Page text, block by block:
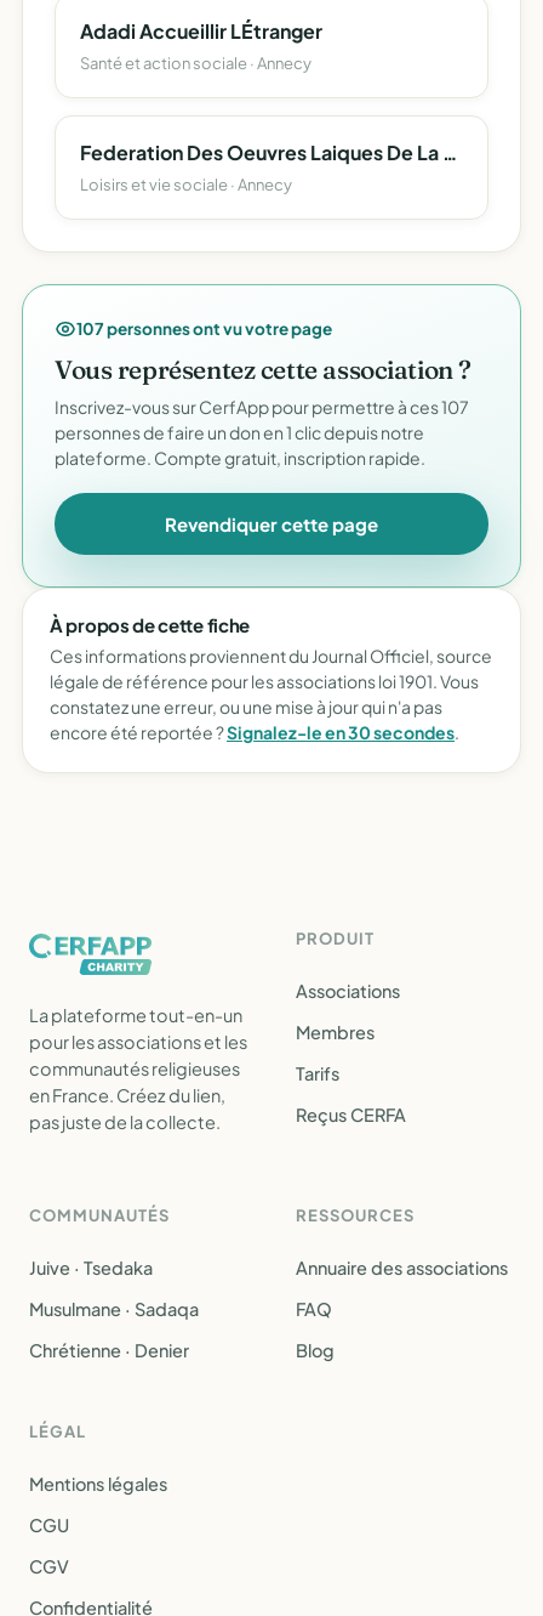
Adadi Accueillir LÉtranger
Santé et action sociale · Annecy
Federation Des Oeuvres Laiques De La Haute Savoie
Loisirs et vie sociale · Annecy
107 personnes ont vu votre page
Vous représentez cette association ?
Inscrivez-vous sur CerfApp pour permettre à ces 107
personnes de faire un don en 1 clic depuis notre
plateforme. Compte gratuit, inscription rapide.
Revendiquer cette page
À propos de cette fiche
Ces informations proviennent du Journal Officiel, source
légale de référence pour les associations loi 1901. Vous
constatez une erreur, ou une mise à jour qui n'a pas
encore été reportée ?Signalez-le en 30 secondes.
La plateforme tout-en-un
pour les associations et les
communautés religieuses
en France. Créez du lien,
pas juste de la collecte.
PRODUIT
Associations
Membres
Tarifs
Reçus CERFA
COMMUNAUTÉS
Juive · Tsedaka
Musulmane · Sadaqa
Chrétienne · Denier
RESSOURCES
Annuaire des associations
FAQ
Blog
LÉGAL
Mentions légales
CGU
CGV
Confidentialité